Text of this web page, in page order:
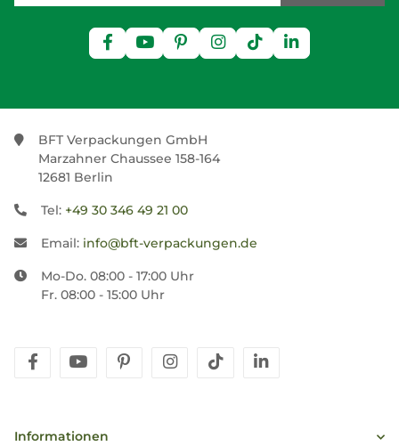
BFT Verpackungen GmbH
Marzahner Chaussee 158-164
12681 Berlin
Tel: +49 30 346 49 21 00
Email: info@bft-verpackungen.de
Mo-Do. 08:00 - 17:00 Uhr
Fr. 08:00 - 15:00 Uhr
facebookyoutubepinterestinstagram
tiktok
Informationen